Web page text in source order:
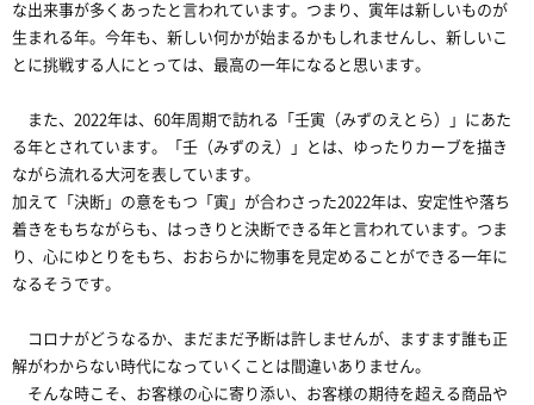
な出来事が多くあったと言われています。つまり、寅年は新しいものが
生まれる年。今年も、新しい何かが始まるかもしれませんし、新しいこ
とに挑戦する人にとっては、最高の一年になると思います。
また、2022年は、60年周期で訪れる「壬寅（みずのえとら）」にあた
る年とされています。「壬（みずのえ）」とは、ゆったりカーブを描き
ながら流れる大河を表しています。
加えて「決断」の意をもつ「寅」が合わさった2022年は、安定性や落ち
着きをもちながらも、はっきりと決断できる年と言われています。つま
り、心にゆとりをもち、おおらかに物事を見定めることができる一年に
なるそうです。
コロナがどうなるか、まだまだ予断は許しませんが、ますます誰も正
解がわからない時代になっていくことは間違いありません。
そんな時こそ、お客様の心に寄り添い、お客様の期待を超える商品や